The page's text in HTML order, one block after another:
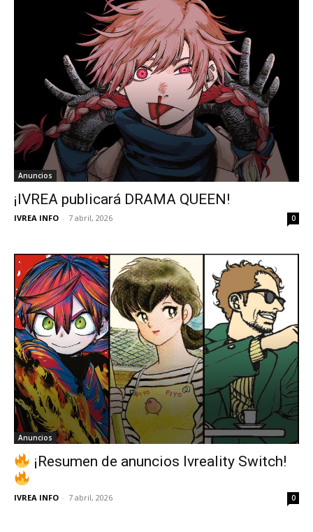
Anuncios
¡IVREA publicará DRAMA QUEEN!
IVREA INFO - 7 abril, 2026 0
Anuncios
¡Resumen de anuncios Ivreality Switch!
IVREA INFO - 7 abril, 2026 0